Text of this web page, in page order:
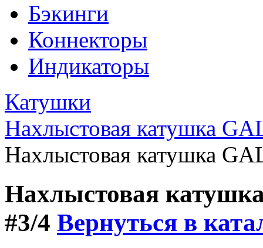
Бэкинги
Коннекторы
Индикаторы
Катушки
Нахлыстовая катушка
Нахлыстовая катушка
Нахлыстовая
#3/4 Вернуться в